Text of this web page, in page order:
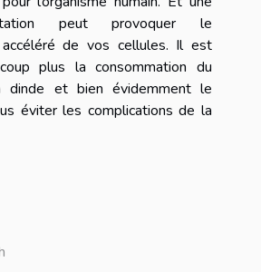
peut provoquer le
accéléré de vos cellules. Il est
plus la consommation du
dinde et bien évidemment le
éviter les complications de la